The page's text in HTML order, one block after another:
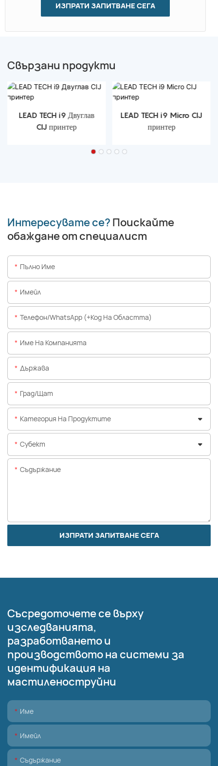
ИЗПРАТИ ЗАПИТВАНЕ СЕГА
Свързани продукти
LEAD TECH i9 Двуглав
CIJ принтер
LEAD TECH i9 Micro CIJ
принтер
Интересувате се? Поискайте
обаждане от специалист
Пълно Име
Имейл
Телефон/WhatsApp (+Код На Областта)
Име На Компанията
Държава
Град/щат
Категория На Продуктите
Субект
Съдържание
ИЗПРАТИ ЗАПИТВАНЕ СЕГА
Съсредоточете се върху
изследванията,
разработването и
производството на системи за
идентификация на
мастиленоструйни
Име
Имейл
Съдържание